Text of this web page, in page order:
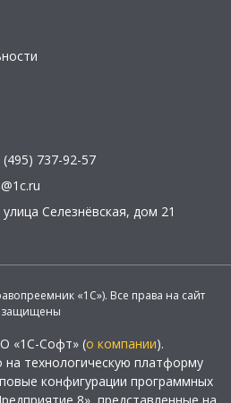
(495) 737-92-57
улица Селезнёвская, дом 21
«1С»). Все права на сайт
защищены
«1С-Софт» (о компании).
технологическую платформу
конфигурации программных